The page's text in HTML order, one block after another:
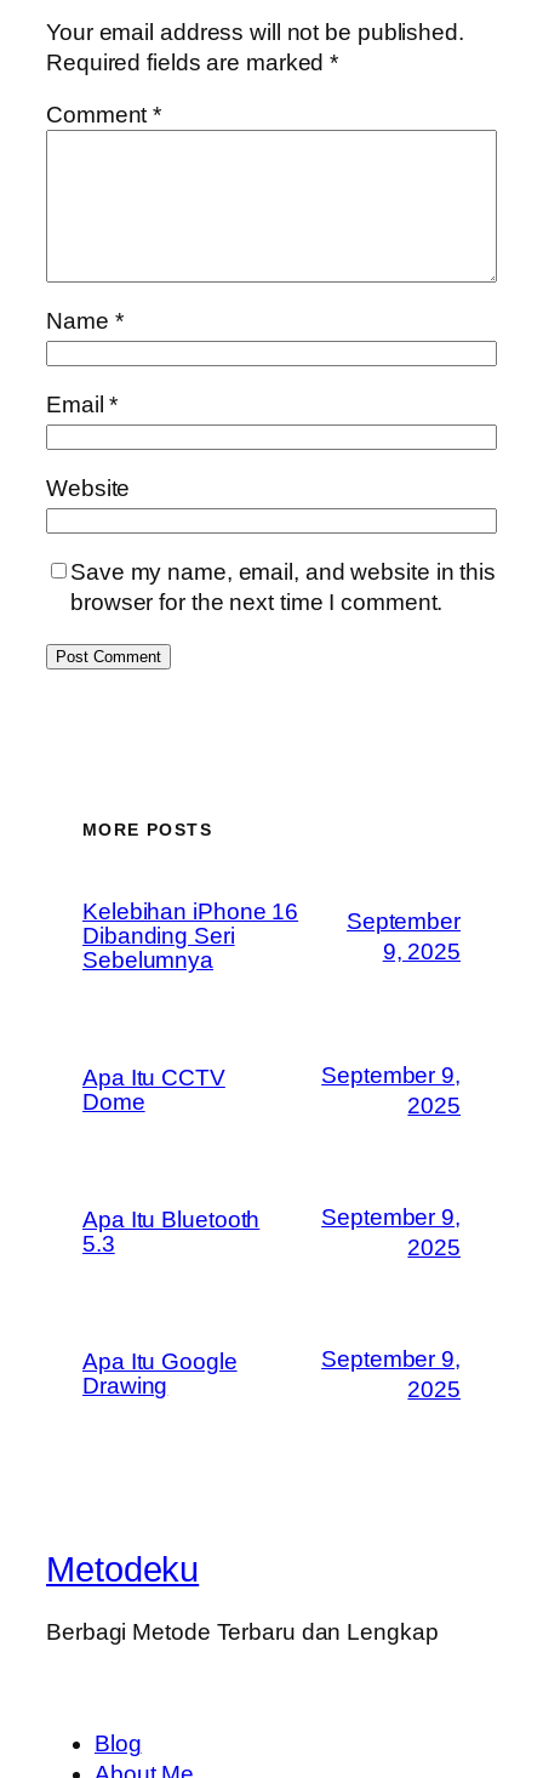
Your email address will not be published.
Required fields are marked*
Comment*
Name *
Email*
Website
Save my name, email, and website in this
browser for the next time I comment.
MORE POSTS
Kelebihan iPhone 16
Dibanding Seri
Sebelumnya
September
9, 2025
Apa Itu CCTV
Dome
September 9,
2025
Apa Itu Bluetooth
5.3
September 9,
2025
Apa Itu Google
Drawing
September 9,
2025
Metodeku
Berbagi Metode Terbaru dan Lengkap
Blog